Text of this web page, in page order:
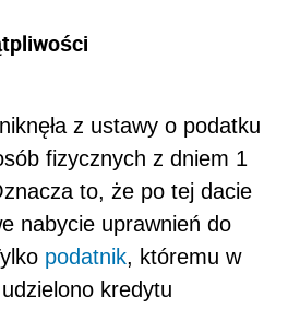
z ustawy o podatku
fizycznych z dniem 1
to, że po tej dacie
nabycie uprawnień do
podatnik, któremu w
kredytu